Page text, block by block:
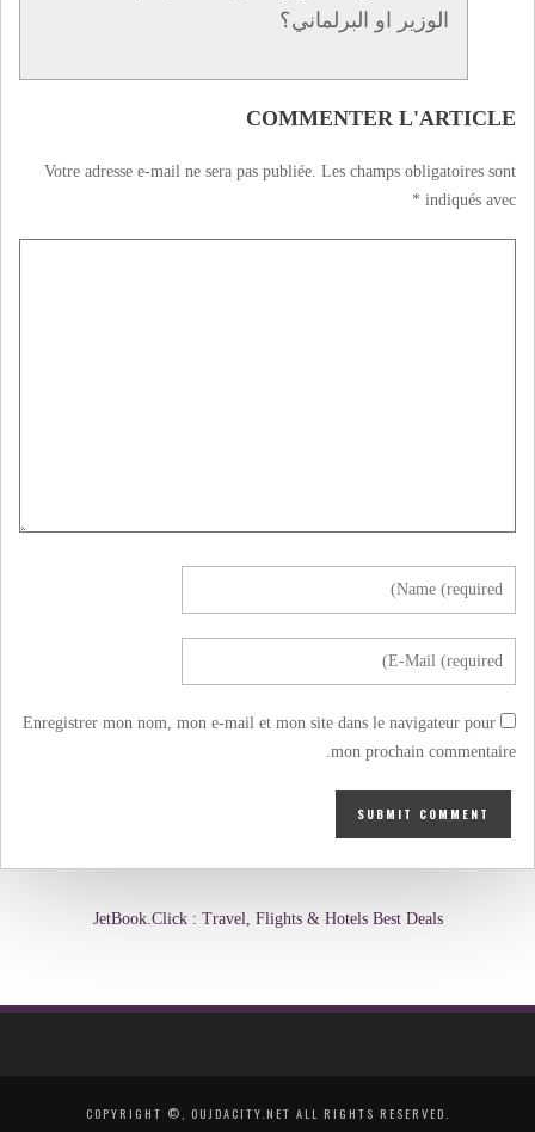
الوزير او البرلماني؟
COMMENTER L'ARTICLE
Votre adresse e-mail ne sera pas publiée. Les champs obligatoires sont
indiqués avec
*
Enregistrer mon nom, mon e-mail et mon site dans le navigateur pour
mon prochain commentaire.
JetBook.Click : Travel, Flights & Hotels Best Deals
COPYRIGHT ©, OUJDACITY.NET ALL RIGHTS RESERVED.